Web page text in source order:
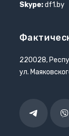
Skype:df1.by
220028,
ул.
Telegram